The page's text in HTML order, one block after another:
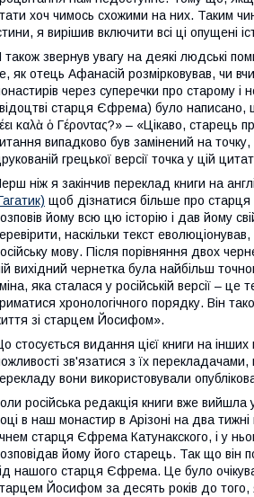
хоч чимось схожими на них. Таким
я вирішив включити всі ці опущені
також звернув увагу на деякі людські
як отець Афанасій розмірковував, чи
через суперечки про старому
старця Єфрема) було написано,
καλὰ ὁ Γέροντας?» – «Цікаво,
випадково був замінений на
грецької версії точка у цій
ніж я закінчив переклад книги на
щоб дізнатися більше про старця
йому всю цю історію і дав йому
наскільки текст
мову. Після порівняння двох
вихідний чернетка була найбільш
яка сталася у російській версії –
хронологічного порядку. Він
зі старцем Йосифом».
стосується видання цієї книги на
зв'язатися з їх
вони використовували
російська редакція книги вже
в наш монастир в Арізоні на два
старця Єфрема Катунакского, і у
йому його старець. Так що він
нашого старця Єфрема. Це було
Йосифом за десять років до того,